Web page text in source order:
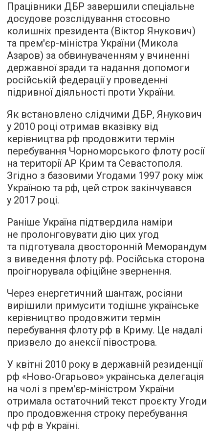
Працівники ДБР завершили спеціальне
досудове розслідування стосовно
колишніх президента (Віктор Янукович)
та прем'єр-міністра України (Микола
Азаров) за обвинуваченням у вчиненні
державної зради та надання допомоги
російській федерації у проведенні
підривної діяльності проти України.
Як встановлено слідчими ДБР, Янукович
у 2010 році отримав вказівку від
керівництва рф продовжити термін
перебування Чорноморського флоту росії
на території АР Крим та Севастополя.
Згідно з базовими Угодами 1997 року між
Україною та рф, цей строк закінчувався
у 2017 році.
Раніше Україна підтвердила наміри
не пролонговувати дію цих угод
та підготувала двосторонній Меморандум
з виведення флоту рф. Російська сторона
проігнорувала офіційне звернення.
Через енергетичний шантаж, росіяни
вирішили примусити тодішнє українське
керівництво продовжити термін
перебування флоту рф в Криму. Це надалі
призвело до анексії півострова.
У квітні 2010 року в державній резиденції
рф «Ново-Огарьово» українська делегація
на чолі з прем'єр-міністром України
отримала остаточний текст проєкту Угоди
про продовження строку перебування
чф рф в Україні.